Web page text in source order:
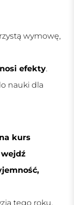
wymowę,
efekty.
nauki dla
kurs
tego roku.